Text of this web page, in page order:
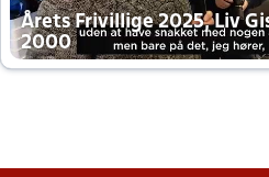
Årets Frivillige 2025, Liv
2000